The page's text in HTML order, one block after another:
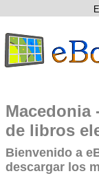
Macedonia
de libros
Bienvenido a
descargar los